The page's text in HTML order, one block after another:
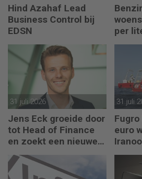
Hind Azahaf Lead
Business Control bij
EDSN
per
31 juli 2026
Jens Eck groeide door
tot Head of Finance
en zoekt een nieuwe
uitdaging
31 juli
euro